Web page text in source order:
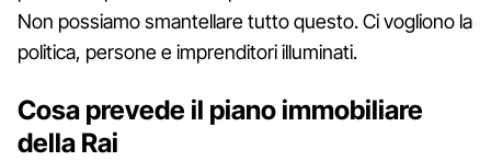
Non possiamo smantellare tutto questo. Ci vogliono la
politica, persone e imprenditori illuminati.
Cosa prevede il piano immobiliare
della Rai